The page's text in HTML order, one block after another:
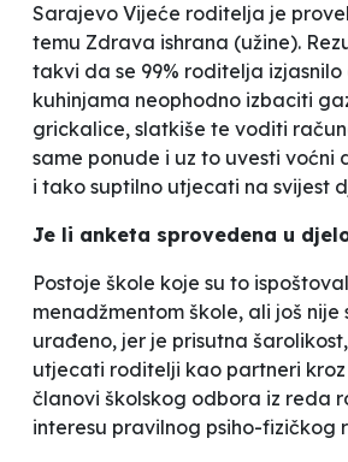
Sarajevo Vijeće roditelja je
temu Zdrava ishrana (užine).
takvi da se 99% roditelja izjasnilo
kuhinjama neophodno izbaciti
grickalice, slatkiše te voditi
same ponude i uz to uvesti voćni
i tako suptilno utjecati na svijest
Je li anketa sprovedena u
Postoje škole koje su to
menadžmentom škole, ali još nije
urađeno, jer je prisutna
utjecati roditelji kao partneri
članovi školskog odbora iz reda
interesu pravilnog psiho-fizičkog